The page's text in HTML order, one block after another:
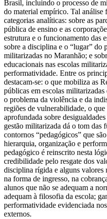
Brasil, incluindo o processo de
do material empírico. Tal análise
categorias analíticas: sobre as
pública de ensino e as
estrutura e o funcionamento das
sobre a disciplina e o “lugar” do
militarizadas no Maranhão; e
educacionais nas escolas
performatividade. Entre os
destacam-se: o que mobiliza as
públicas em escolas
o problema da violência e da
regiões de vulnerabilidade, o
aprofundada sobre
gestão militarizada dá o tom das
contornos “pedagógicos” que
hierarquia, organização e
pedagógico é reinscrito nesta
credibilidade pelo resgate dos
disciplina rígida e alguns valores
na forma de ingresso, na
alunos que não se adequam a
adequam à filosofia da escola;
performatividade evidenciada
externos.